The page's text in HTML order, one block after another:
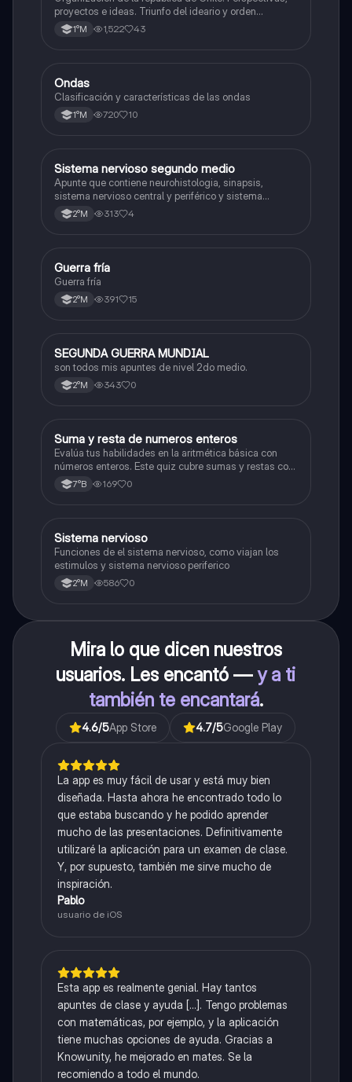
proyectos e ideas. Triunfo del ideario y orden
conservador. Constitución de 1833. "Era Portaliana"
1°M 1,522 43
Física
Ondas
Clasificación y características de las ondas
1°M 720 10
Biología
Sistema nervioso segundo medio
Apunte que contiene neurohistologia, sinapsis,
sistema nervioso central y periférico y sistema
endocrino
2°M 313 4
Historia
Guerra fría
Guerra fría
2°M 391 15
Historia
SEGUNDA GUERRA MUNDIAL
son todos mis apuntes de nivel 2do medio.
2°M 343 0
SMatemáticas
Suma y resta de numeros enteros
Evalúa tus habilidades en la aritmética básica con
números enteros. Este quiz cubre sumas y restas con
números positivos y negativos.
7°B 169 0
SBiología
Sistema nervioso
Funciones de el sistema nervioso, como viajan los
estimulos y sistema nervioso periferico
2°M 586 0
Mira lo que dicen nuestros
usuarios. Les encantó —y a ti
también te encantará.
4.6/5App Store 4.7/5Google Play
La app es muy fácil de usar y está muy bien
diseñada. Hasta ahora he encontrado todo lo
que estaba buscando y he podido aprender
mucho de las presentaciones. Definitivamente
utilizaré la aplicación para un examen de clase.
Y, por supuesto, también me sirve mucho de
inspiración.
Pablo
usuario de iOS
Esta app es realmente genial. Hay tantos
apuntes de clase y ayuda [...]. Tengo problemas
con matemáticas, por ejemplo, y la aplicación
tiene muchas opciones de ayuda. Gracias a
Knowunity, he mejorado en mates. Se la
recomiendo a todo el mundo.